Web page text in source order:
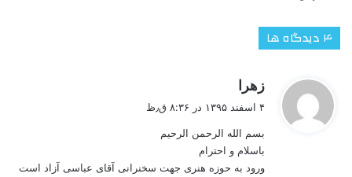
‫۴ دیدگاه ها
زهرا
:
۴ اسفند ۱۳۹۵ در ۸:۳۶ ق٫ظ
بسم الله الرحمن الرحیم
باسلام و احترام
ورود به حوزه هنری جهت سخنرانی آقای عباسی آزاد است